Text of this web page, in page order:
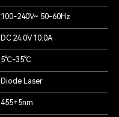
100-240V~ 50-60Hz
DC 24.0V 10.0A
5℃-35℃
Diode Laser
455+5nm